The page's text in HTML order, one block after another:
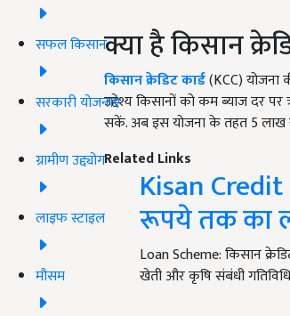
सफल किसान
सरकारी योजनाएं
ग्रामीण उद्द्योग
लाइफ स्टाइल
मौसम
क्या है किसान
किसान क्रेडिट कार्ड(KCC) योजना
उद्देश्य किसानों को कम ब्याज दर
सकें. अब इस योजना के तहत 5 लाख
Related Links
Kisan
रूपये तक का
Loan Scheme: किसान
खेती और कृषि संबंधी